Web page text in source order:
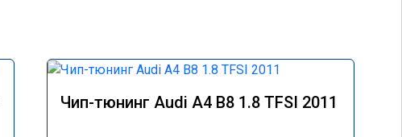
Чип-тюнинг Audi A4 B8 1.8 TFSI 2011